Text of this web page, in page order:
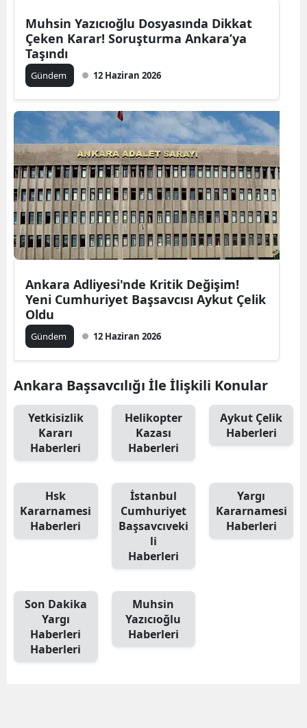
Muhsin Yazıcıoğlu Dosyasında Dikkat
Çeken Karar! Soruşturma Ankara’ya
Taşındı
Gündem 12 Haziran 2026
Ankara Adliyesi'nde Kritik Değişim!
Yeni Cumhuriyet Başsavcısı Aykut Çelik
Oldu
Gündem 12 Haziran 2026
Ankara Başsavcılığı İle İlişkili Konular
Yetkisizlik
Kararı
Haberleri
Helikopter
Kazası
Haberleri
Aykut Çelik
Haberleri
Hsk
Kararnamesi
Haberleri
İstanbul
Cumhuriyet
Başsavcıveki
li
Haberleri
Yargı
Kararnamesi
Haberleri
Son Dakika
Yargı
Haberleri
Haberleri
Muhsin
Yazıcıoğlu
Haberleri